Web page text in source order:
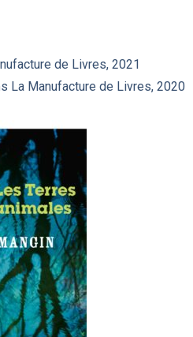
de Livres, 2021
La Manufacture de Livres, 2020